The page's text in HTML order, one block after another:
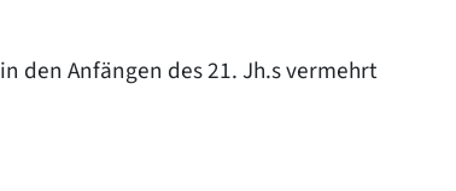
den Anfängen des 21. Jh.s vermehrt